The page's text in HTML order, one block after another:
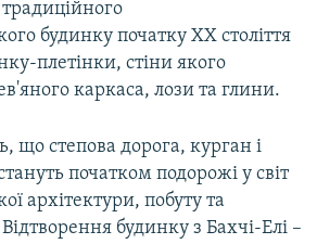
будинку початку ХХ століття
плетінки, стіни якого
каркаса, лози та глини.
що степова дорога, курган і
початком подорожі у світ
архітектури, побуту та
будинку з Бахчі-Елі –